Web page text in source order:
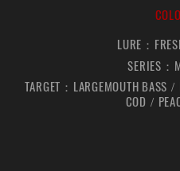
LURE：
SERIES：
TARGET： LARGEMOUTH BASS
COD